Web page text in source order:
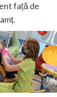
față de